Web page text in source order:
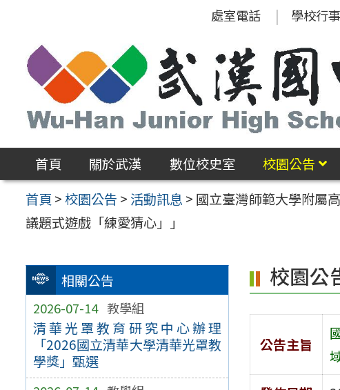
區
處室電話 學校行
首頁 關於武漢 數位校史室 校園公告
首頁 >校園公告 > 活動訊息 > 國立臺灣師範大學附屬
議題式遊戲「練愛猜心」」
相關公告
2026-07-14 教學組
清華光罩教育研究中心辦理
「2026國立清華大學清華光罩教
學獎」甄選
校園公
公告主旨